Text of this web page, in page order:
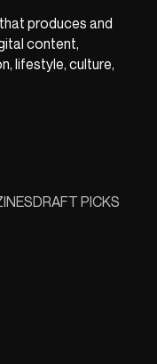
produces and
content,
lifestyle, culture,
DRAFT PICKS